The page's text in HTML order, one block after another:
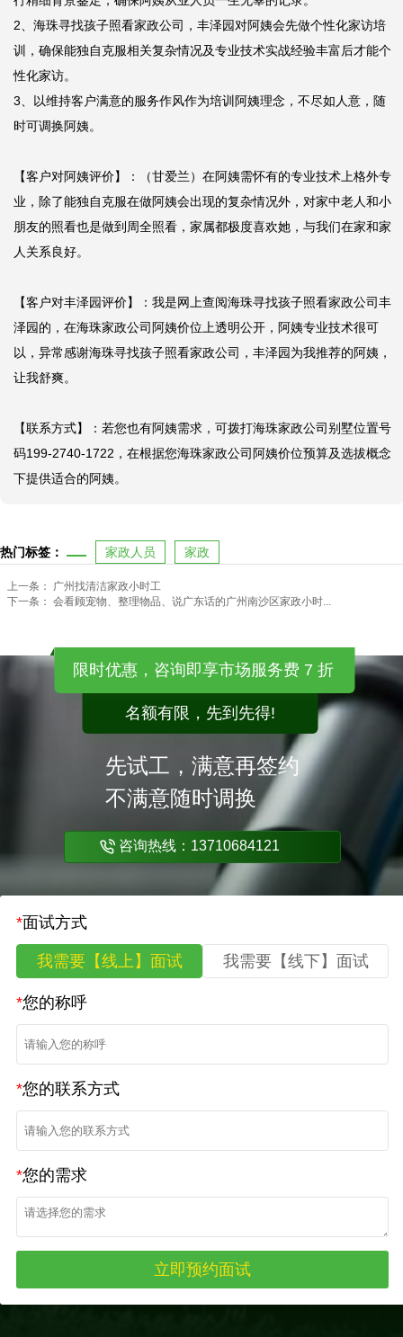
2、海珠寻找孩子照看家政公司，丰泽园对阿姨会先做个性化家访培
训，确保能独自克服相关复杂情况及专业技术实战经验丰富后才能个
性化家访。
3、以维持客户满意的服务作风作为培训阿姨理念，不尽如人意，随
时可调换阿姨。
【客户对阿姨评价】：（甘爱兰）在阿姨需怀有的专业技术上格外专
业，除了能独自克服在做阿姨会出现的复杂情况外，对家中老人和小
朋友的照看也是做到周全照看，家属都极度喜欢她，与我们在家和家
人关系良好。
【客户对丰泽园评价】：我是网上查阅海珠寻找孩子照看家政公司丰
泽园的，在海珠家政公司阿姨价位上透明公开，阿姨专业技术很可
以，异常感谢海珠寻找孩子照看家政公司，丰泽园为我推荐的阿姨，
让我舒爽。
【联系方式】：若您也有阿姨需求，可拨打海珠家政公司别墅位置号
码199-2740-1722，在根据您海珠家政公司阿姨价位预算及选拔概念
下提供适合的阿姨。
热门标签： 家政人员 家政
上一条：
广州找清洁家政小时工
下一条： 会看顾宠物、整理物品、说广东话的广州南沙区家政小时...
限时优惠，咨询即享市场服务费 7 折
名额有限，先到先得!
先试工，满意再签约
不满意随时调换
咨询热线：13710684121
*面试方式
我需要【线上】面试 我需要【线下】面试
*您的称呼
*您的联系方式
*您的需求